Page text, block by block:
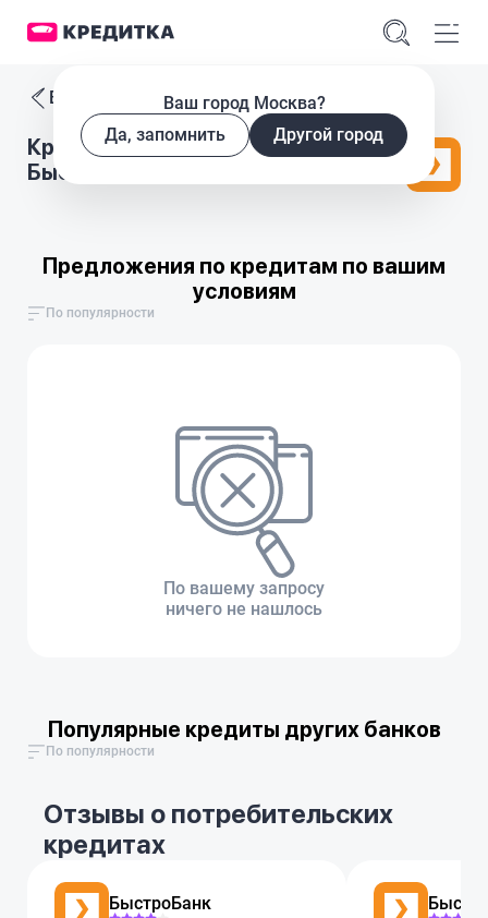
Ваш город Москва?
Да, запомнить
Другой город
Все кредиты
Кредитный калькулятор
БыстроБанк
Предложения по кредитам по вашим
условиям
По популярности
По вашему запросу
ничего не нашлось
Популярные кредиты других банков
По популярности
Отзывы о потребительских
кредитах
БыстроБанк